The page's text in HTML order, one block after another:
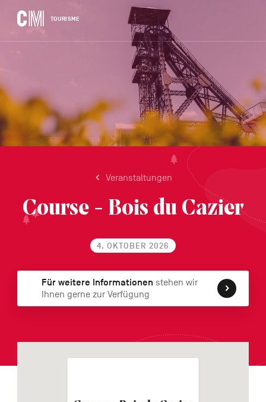
CONTENU
CM
Tourisme
DE
TOURISME
Aktivität,
Unterkunft…
BESTÄTIGEN
Veranstaltungen
Course - Bois du Cazier
4. OKTOBER 2026
Für weitere Informationen stehen wir
Ihnen gerne zur Verfügung